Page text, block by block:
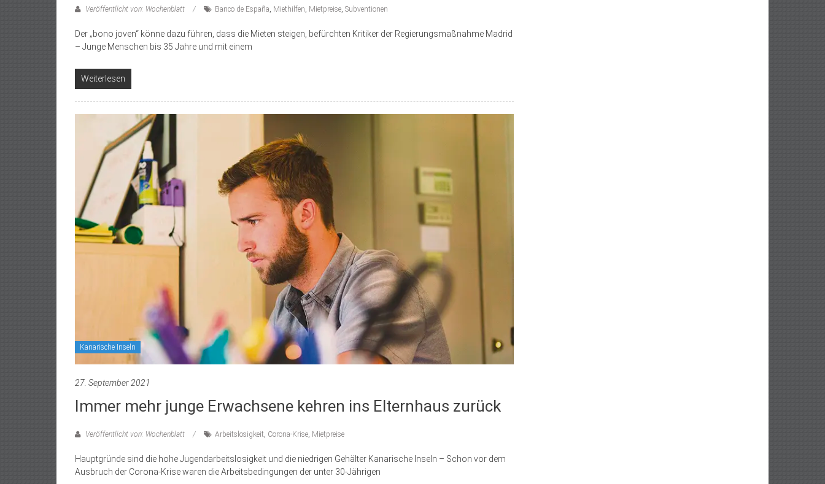
Veröffentlicht von: Wochenblatt Banco de España, Miethilfen, Mietpreise, Subventionen
Der „bono joven“ könne dazu führen, dass die Mieten steigen, befürchten Kritiker der Regierungsmaßnahme Madrid
– Junge Menschen bis 35 Jahre und mit einem
Weiterlesen
Kanarische Inseln
27. September 2021
Immer mehr junge Erwachsene kehren ins Elternhaus zurück
Veröffentlicht von: Wochenblatt Arbeitslosigkeit, Corona-Krise, Mietpreise
Hauptgründe sind die hohe Jugendarbeitslosigkeit und die niedrigen Gehälter Kanarische Inseln – Schon vor dem
Ausbruch der Corona-Krise waren die Arbeitsbedingungen der unter 30-Jährigen